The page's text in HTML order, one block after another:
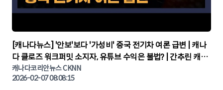
▶
[캐나다뉴스] '안보'보다 '가성비' 중국 전기차 여론 급변 | 캐나
다 클로즈 워크퍼밋 소지자, 유튜브 수익은 불법? | 간추린 캐나
다뉴스 | CKNNEWS, 캐나다코리안뉴스
캐나다코리안뉴스 CKNN
2026-02-07 08:08:15